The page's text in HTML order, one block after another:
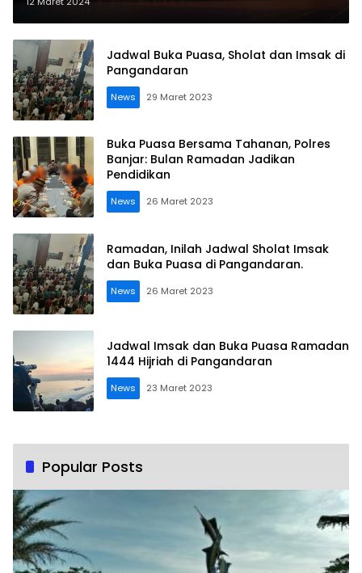
Jadwal Buka Puasa, Sholat dan Imsak di
Pangandaran
News 29 Maret 2023
Buka Puasa Bersama Tahanan, Polres
Banjar: Bulan Ramadan Jadikan
Pendidikan
News 26 Maret 2023
Ramadan, Inilah Jadwal Sholat Imsak
dan Buka Puasa di Pangandaran.
News 26 Maret 2023
Jadwal Imsak dan Buka Puasa Ramadan
1444 Hijriah di Pangandaran
News 23 Maret 2023
Popular Posts